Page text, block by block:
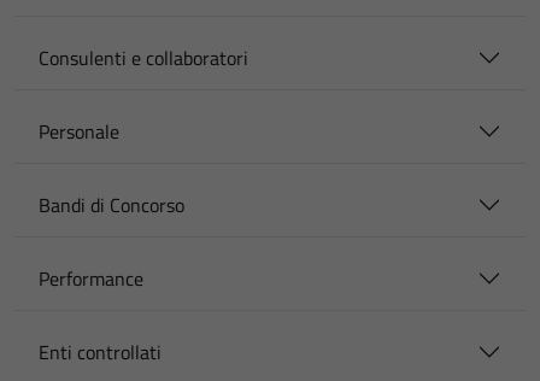
Consulenti e collaboratori
Personale
Bandi di Concorso
Performance
Enti controllati